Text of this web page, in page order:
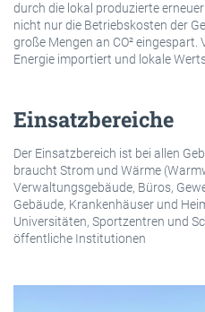
durch die lokal produzierte
nicht nur die Betriebskosten der
große Mengen an CO²
Energie importiert und lokale
Einsatzbereiche
Der Einsatzbereich ist bei allen
braucht Strom und Wärme
Verwaltungsgebäude, Büros,
Gebäude, Krankenhäuser und
Universitäten, Sportzentren und
öffentliche Institutionen